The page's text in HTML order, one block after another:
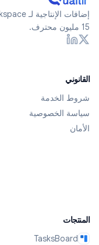
15 مليون محترف.
القانوني
شروط الخدمة
سياسة الخصوصية
الأمان
المنتجات
TasksBoard